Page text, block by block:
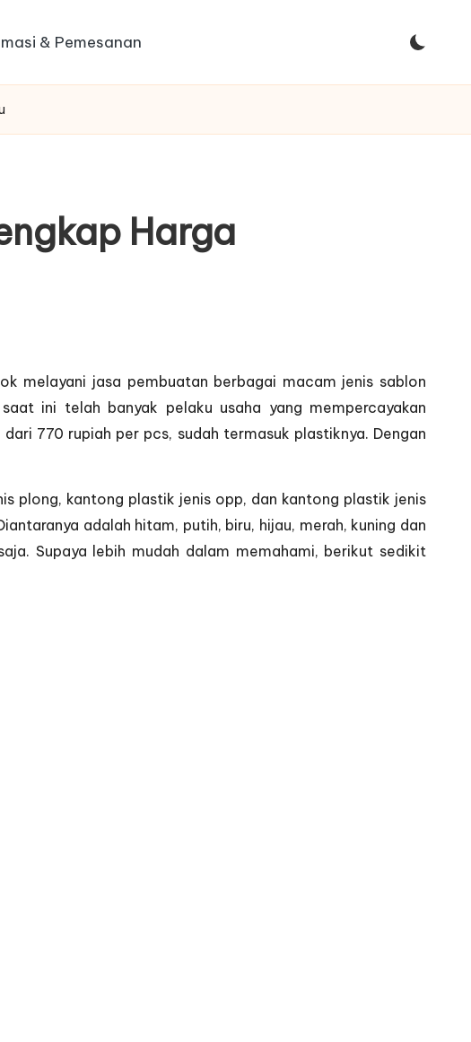
& Pemesanan
Harga
melayani jasa pembuatan berbagai macam jenis sablon
ini telah banyak pelaku usaha yang mempercayakan
770 rupiah per pcs, sudah termasuk plastiknya. Dengan
plong, kantong plastik jenis opp, dan kantong plastik jenis
adalah hitam, putih, biru, hijau, merah, kuning dan
Supaya lebih mudah dalam memahami, berikut sedikit